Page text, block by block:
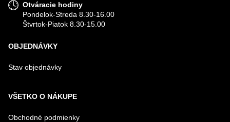
Otváracie hodiny
Pondelok-Streda 8.30-16.00
Štvrtok-Piatok 8.30-15.00
OBJEDNÁVKY
Stav objednávky
VŠETKO O NÁKUPE
Obchodné podmienky